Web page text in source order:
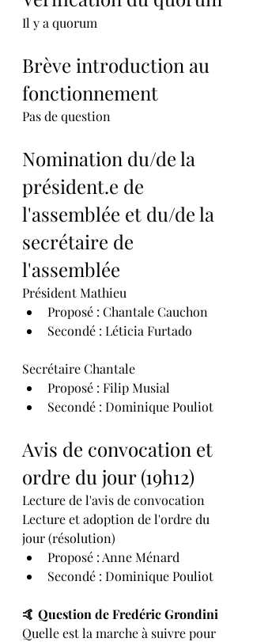
Il y a quorum
Brève introduction au
fonctionnement
Pas de question
Nomination du/de la
président.e de
l'assemblée et du/de la
secrétaire de
l'assemblée
Président Mathieu
Proposé : Chantale Cauchon
Secondé : Léticia Furtado
Secrétaire Chantale
Proposé : Filip Musial
Secondé : Dominique Pouliot
Avis de convocation et
ordre du jour (19h12)
Lecture de l'avis de convocation
Lecture et adoption de l'ordre du
jour (résolution)
Proposé : Anne Ménard
Secondé : Dominique Pouliot
🤙 Question de Fredéric Grondini
Quelle est la marche à suivre pour